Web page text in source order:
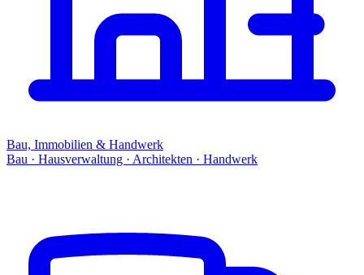
Bau, Immobilien & Handwerk
Bau · Hausverwaltung · Architekten · Handwerk